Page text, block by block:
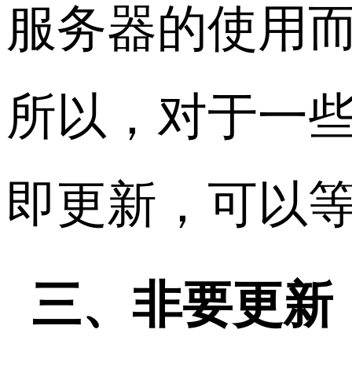
服务器的使用
所以，对于一
即更新，可以
三、非要更新